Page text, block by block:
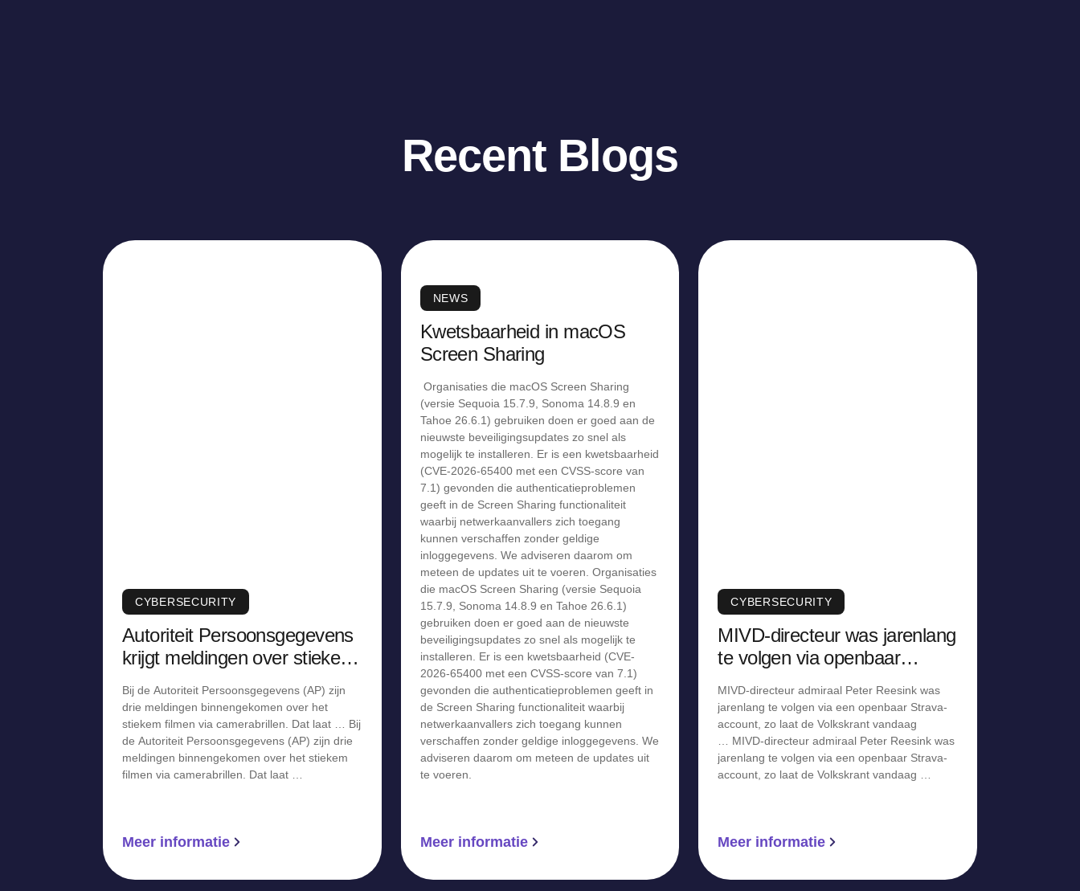
Recent Blogs
CYBERSECURITY
Autoriteit Persoonsgegevens
krijgt meldingen over stiekem
Bij de Autoriteit Persoonsgegevens (AP) zijn
drie meldingen binnengekomen over het
stiekem filmen via camerabrillen. Dat laat … Bij
de Autoriteit Persoonsgegevens (AP) zijn drie
meldingen binnengekomen over het stiekem
filmen via camerabrillen. Dat laat …
Meer informatie
NEWS
Kwetsbaarheid in macOS
Screen Sharing
Organisaties die macOS Screen Sharing
(versie Sequoia 15.7.9, Sonoma 14.8.9 en
Tahoe 26.6.1) gebruiken doen er goed aan de
nieuwste beveiligingsupdates zo snel als
mogelijk te installeren. Er is een kwetsbaarheid
(CVE-2026-65400 met een CVSS-score van
7.1) gevonden die authenticatieproblemen
geeft in de Screen Sharing functionaliteit
waarbij netwerkaanvallers zich toegang
kunnen verschaffen zonder geldige
inloggegevens. We adviseren daarom om
meteen de updates uit te voeren. Organisaties
die macOS Screen Sharing (versie Sequoia
15.7.9, Sonoma 14.8.9 en Tahoe 26.6.1)
gebruiken doen er goed aan de nieuwste
beveiligingsupdates zo snel als mogelijk te
installeren. Er is een kwetsbaarheid (CVE-
2026-65400 met een CVSS-score van 7.1)
gevonden die authenticatieproblemen geeft in
de Screen Sharing functionaliteit waarbij
netwerkaanvallers zich toegang kunnen
verschaffen zonder geldige inloggegevens. We
adviseren daarom om meteen de updates uit
te voeren.
Meer informatie
CYBERSECURITY
MIVD-directeur was jarenlang
te volgen via openbaar
MIVD-directeur admiraal Peter Reesink was
jarenlang te volgen via een openbaar Strava-
account, zo laat de Volkskrant vandaag
… MIVD-directeur admiraal Peter Reesink was
jarenlang te volgen via een openbaar Strava-
account, zo laat de Volkskrant vandaag …
Meer informatie